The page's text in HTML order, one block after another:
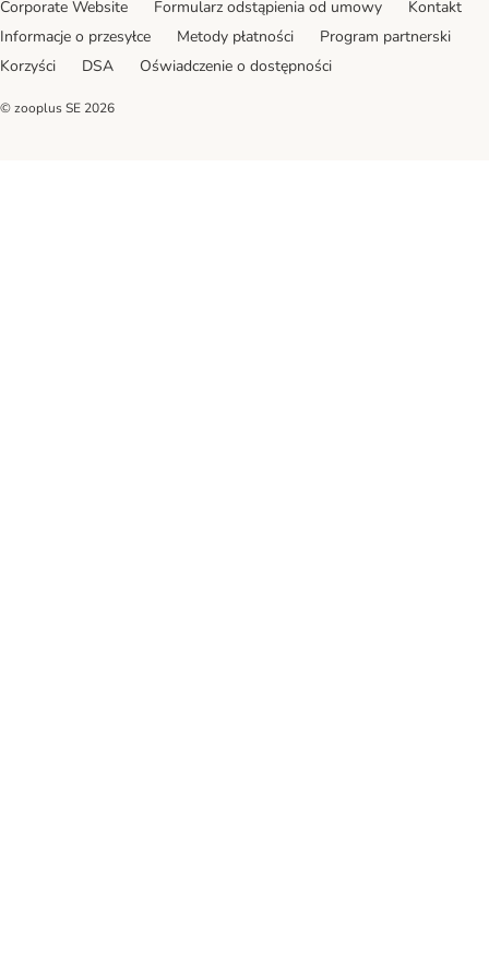
Corporate Website
Formularz odstąpienia od umowy
Kontakt
Informacje o przesyłce
Metody płatności
Program partnerski
Korzyści
DSA Oświadczenie o dostępności
© zooplus SE 2026